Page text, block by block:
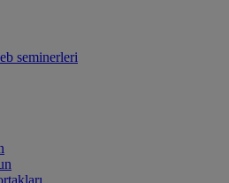
seminerleri